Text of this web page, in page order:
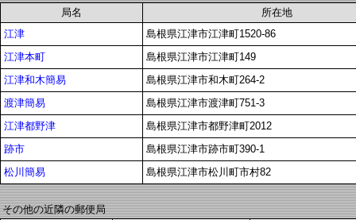
局名
所在地
江津
島根県江津市江津町1520-86
江津本町
島根県江津市江津町149
江津和木簡易
島根県江津市和木町264-2
渡津簡易
島根県江津市渡津町751-3
江津都野津
島根県江津市都野津町2012
跡市
島根県江津市跡市町390-1
松川簡易
島根県江津市松川町市村82
その他の近隣の郵便局